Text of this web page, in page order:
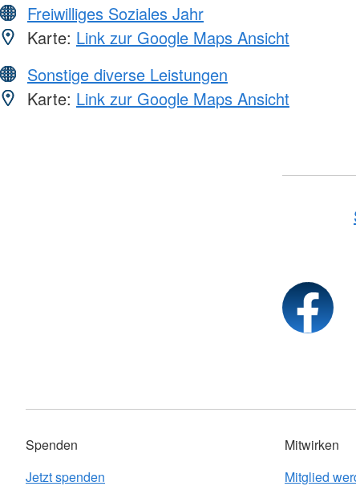
Freiwilliges Soziales Jahr
Karte: Link zur Google Maps Ansicht
Sonstige diverse Leistungen
Karte: Link zur Google Maps Ansicht
Spenden
Jetzt spenden
Mitwirken
Mitglied